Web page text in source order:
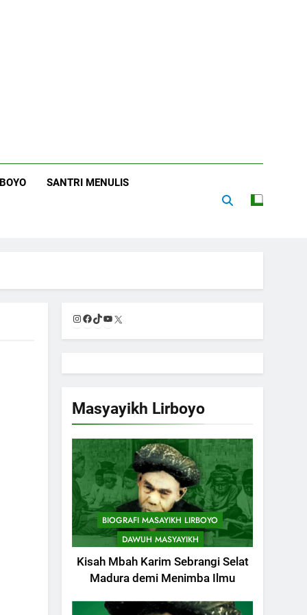
SANTRI MENULIS
Instagram
Facebook
TikTok
YouTube
Masyayikh Lirboyo
BIOGRAFI MASAYIKH LIRBOYO
DAWUH MASYAYIKH
Kisah Mbah Karim Sebrangi Selat
Madura demi Menimba Ilmu